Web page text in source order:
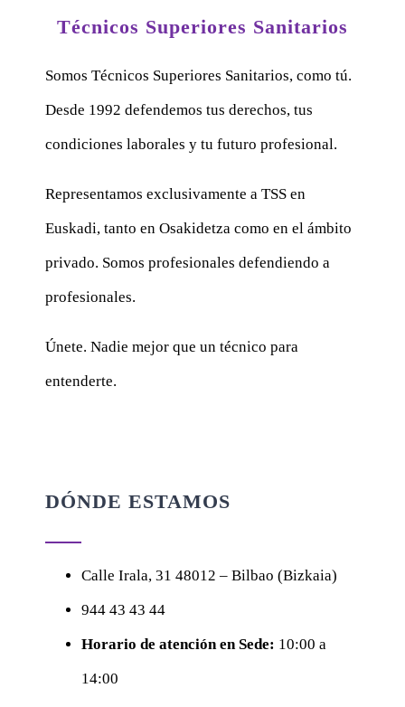
Técnicos Superiores Sanitarios
Somos Técnicos Superiores Sanitarios, como tú.
Desde 1992 defendemos tus derechos, tus
condiciones laborales y tu futuro profesional.
Representamos exclusivamente a TSS en
Euskadi, tanto en Osakidetza como en el ámbito
privado. Somos profesionales defendiendo a
profesionales.
Únete. Nadie mejor que un técnico para
entenderte.
DÓNDE ESTAMOS
Calle Irala, 31 48012 – Bilbao (Bizkaia)
944 43 43 44
Horario de atención en Sede: 10:00 a
14:00